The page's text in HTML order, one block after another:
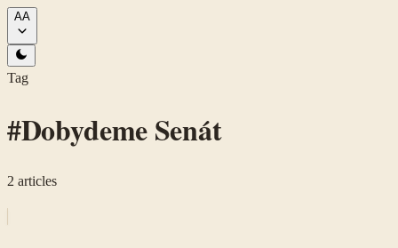
AA
Tag
#Dobydeme Senát
2 articles